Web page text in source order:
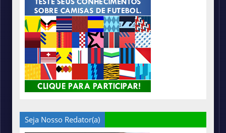
Seja Nosso Redator(a)